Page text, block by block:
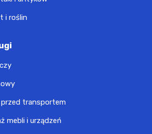
i roślin
przed transportem
mebli i urządzeń